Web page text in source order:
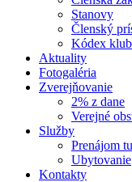
Stanovy
Členský
Kódex
Aktuality
Fotogaléria
Zverejňovanie
2% z dane
Verejné
Služby
Prenájom
Ubytovanie
Kontakty